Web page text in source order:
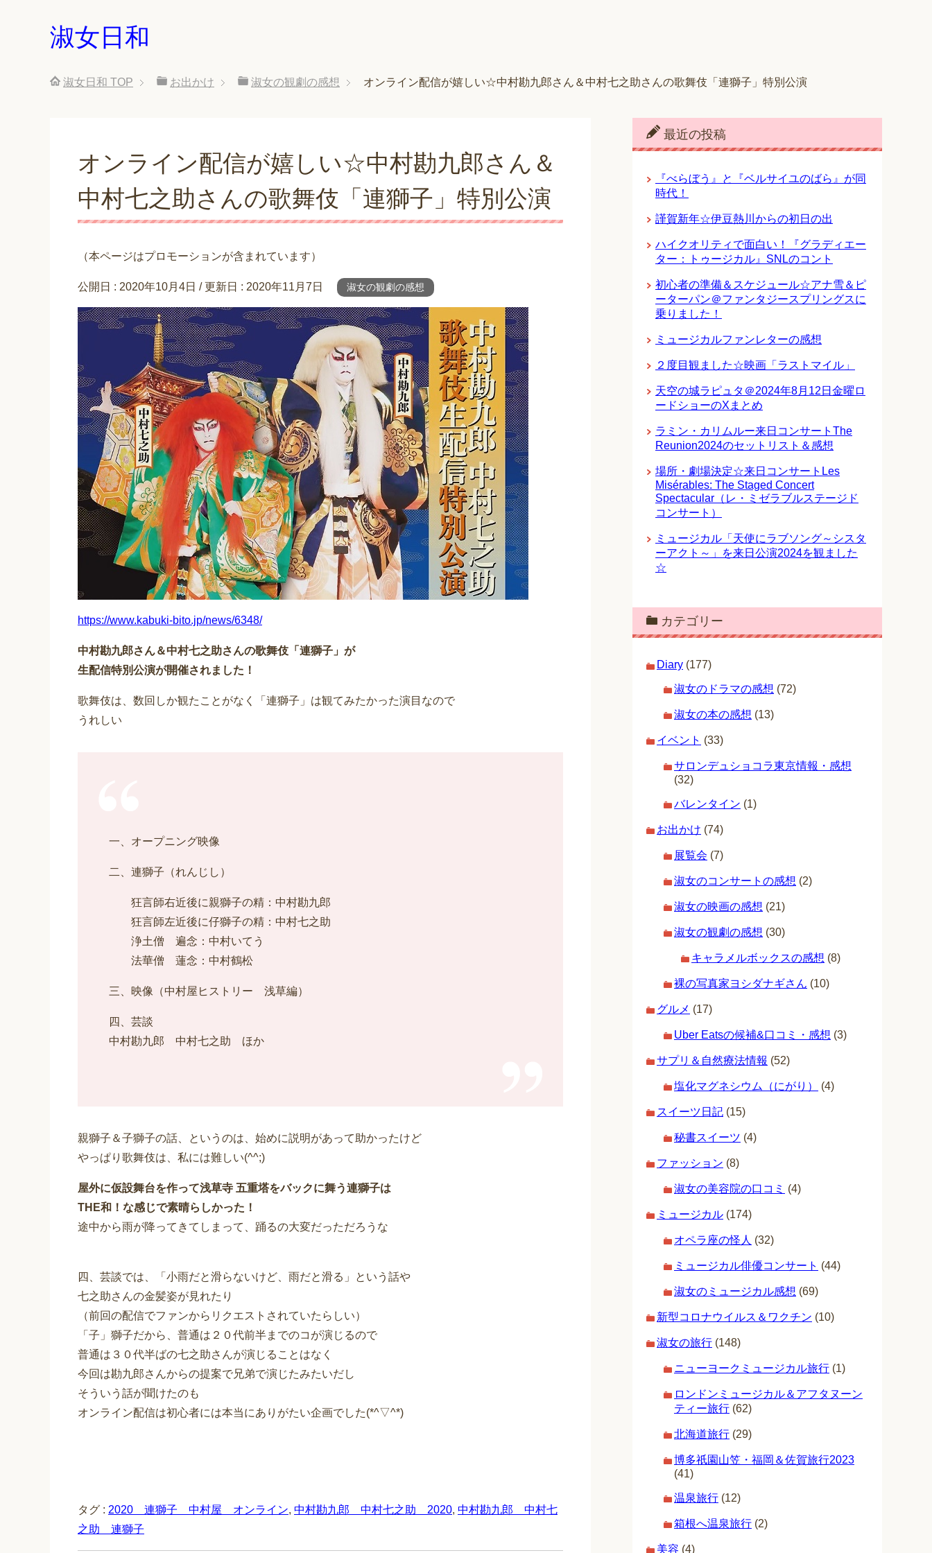
淑女日和
淑女日和 TOP お出かけ 淑女の観劇の感想 オンライン配信が嬉しい☆中村勘九郎さん＆中村七之助さんの歌舞伎「連獅子」特別公演
オンライン配信が嬉しい☆中村勘九郎さん＆
中村七之助さんの歌舞伎「連獅子」特別公演
（本ページはプロモーションが含まれています）
公開日 : 2020年10月4日 / 更新日 : 2020年11月7日 淑女の観劇の感想
https://www.kabuki-bito.jp/news/6348/
中村勘九郎さん＆中村七之助さんの歌舞伎「連獅子」が
生配信特別公演が開催されました！
歌舞伎は、数回しか観たことがなく「連獅子」は観てみたかった演目なので
うれしい
一、オープニング映像
二、連獅子（れんじし）
狂言師右近後に親獅子の精：中村勘九郎
狂言師左近後に仔獅子の精：中村七之助
浄土僧 遍念：中村いてう
法華僧 蓮念：中村鶴松
三、映像（中村屋ヒストリー 浅草編）
四、芸談
中村勘九郎 中村七之助 ほか
親獅子＆子獅子の話、というのは、始めに説明があって助かったけど
やっぱり歌舞伎は、私には難しい(^^;)
屋外に仮設舞台を作って浅草寺 五重塔をバックに舞う連獅子は
THE和！な感じで素晴らしかった！
途中から雨が降ってきてしまって、踊るの大変だっただろうな
四、芸談では、「小雨だと滑らないけど、雨だと滑る」という話や
七之助さんの金髪姿が見れたり
（前回の配信でファンからリクエストされていたらしい）
「子」獅子だから、普通は２０代前半までのコが演じるので
普通は３０代半ばの七之助さんが演じることはなく
今回は勘九郎さんからの提案で兄弟で演じたみたいだし
そういう話が聞けたのも
オンライン配信は初心者には本当にありがたい企画でした(*^▽^*)
タグ : 2020 連獅子 中村屋 オンライン, 中村勘九郎 中村七之助 2020, 中村勘九郎 中村七
之助 連獅子
最近の投稿
『べらぼう』と『ベルサイユのばら』が同
時代！
謹賀新年☆伊豆熱川からの初日の出
ハイクオリティで面白い！『グラディエー
ター：トゥージカル』SNLのコント
初心者の準備＆スケジュール☆アナ雪＆ピ
ーターパン＠ファンタジースプリングスに
乗りました！
ミュージカルファンレターの感想
２度目観ました☆映画「ラストマイル」
天空の城ラピュタ＠2024年8月12日金曜ロ
ードショーのXまとめ
ラミン・カリムルー来日コンサートThe
Reunion2024のセットリスト＆感想
場所・劇場決定☆来日コンサートLes
Misérables: The Staged Concert
Spectacular（レ・ミゼラブルステージド
コンサート）
ミュージカル「天使にラブソング～シスタ
ーアクト～」を来日公演2024を観ました
☆
カテゴリー
Diary (177)
淑女のドラマの感想 (72)
淑女の本の感想 (13)
イベント (33)
サロンデュショコラ東京情報・感想
(32)
バレンタイン (1)
お出かけ (74)
展覧会 (7)
淑女のコンサートの感想 (2)
淑女の映画の感想 (21)
淑女の観劇の感想 (30)
キャラメルボックスの感想 (8)
裸の写真家ヨシダナギさん (10)
グルメ (17)
Uber Eatsの候補&口コミ・感想 (3)
サプリ＆自然療法情報 (52)
塩化マグネシウム（にがり） (4)
スイーツ日記 (15)
秘書スイーツ (4)
ファッション (8)
淑女の美容院の口コミ (4)
ミュージカル (174)
オペラ座の怪人 (32)
ミュージカル俳優コンサート (44)
淑女のミュージカル感想 (69)
新型コロナウイルス＆ワクチン (10)
淑女の旅行 (148)
ニューヨークミュージカル旅行 (1)
ロンドンミュージカル＆アフタヌーン
ティー旅行 (62)
北海道旅行 (29)
博多祇園山笠・福岡＆佐賀旅行2023
(41)
温泉旅行 (12)
箱根へ温泉旅行 (2)
美容 (4)